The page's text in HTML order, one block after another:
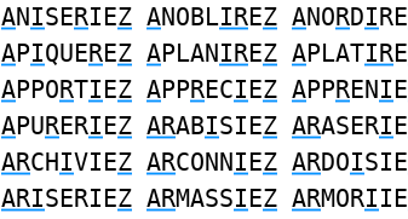
ANISERIEZ ANOBLIREZ ANORDIRE
APIQUEREZ APLANIREZ APLATIRE
APPORTIEZ APPRECIEZ APPRENIE
APURERIEZ ARABISIEZ ARASERIE
ARCHIVIEZ ARCONNIEZ ARDOISIE
ARISERIEZ ARMASSIEZ ARMORIIE